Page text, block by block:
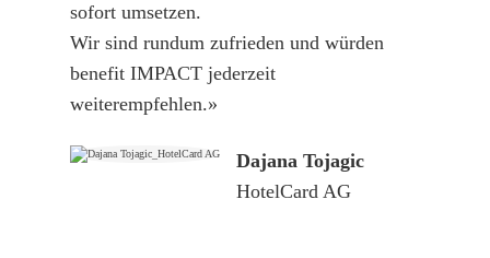
sofort umsetzen.
Wir sind rundum zufrieden und würden
benefit IMPACT jederzeit
weiterempfehlen.»
Dajana Tojagic
HotelCard AG